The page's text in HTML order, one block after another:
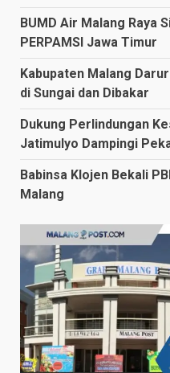
BUMD Air Malang Raya
PERPAMSI Jawa Timur
Kabupaten Malang
di Sungai dan Dibakar
Dukung Perlindungan
Jatimulyo Dampingi
Babinsa Klojen Bekali
Malang